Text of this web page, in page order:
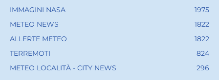
IMMAGINI NASA
1975
METEO NEWS
1822
ALLERTE METEO
1822
TERREMOTI
824
METEO LOCALITÀ - CITY NEWS
296